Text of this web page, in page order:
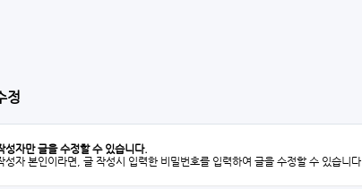
정
성자만 글을 수정할 수 있습니다.
성자 본인이라면, 글 작성시 입력한 비밀번호를 입력하여 글을 수정할 수 있습니다.